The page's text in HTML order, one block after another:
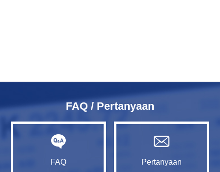
FAQ / Pertanyaan
FAQ Pertanyaan